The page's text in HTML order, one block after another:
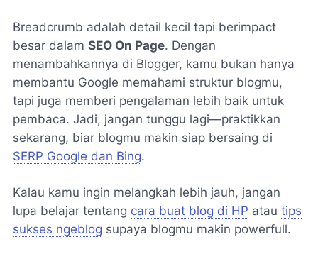
Breadcrumb adalah detail kecil tapi berimpact
besar dalam SEO On Page. Dengan
menambahkannya di Blogger, kamu bukan hanya
membantu Google memahami struktur blogmu,
tapi juga memberi pengalaman lebih baik untuk
pembaca. Jadi, jangan tunggu lagi—praktikkan
sekarang, biar blogmu makin siap bersaing di
SERP Google dan Bing.
Kalau kamu ingin melangkah lebih jauh, jangan
lupa belajar tentang cara buat blog di HP atau tips
sukses ngeblog supaya blogmu makin powerfull.